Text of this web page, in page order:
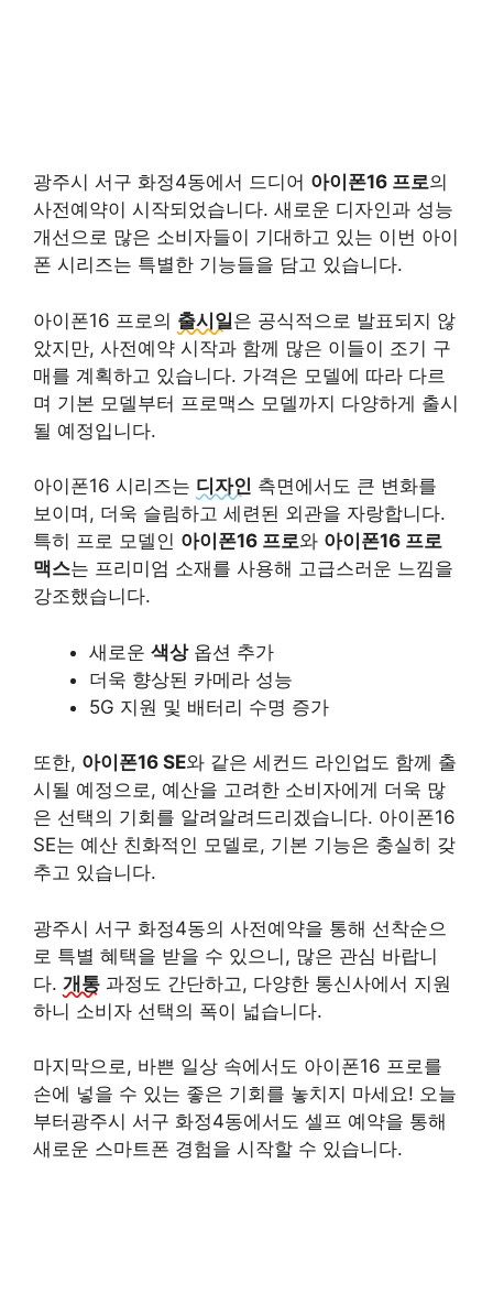
광주시 서구 화정4동에서 드디어 아이폰16 프로의
사전예약이 시작되었습니다. 새로운 디자인과 성능
개선으로 많은 소비자들이 기대하고 있는 이번 아이
폰 시리즈는 특별한 기능들을 담고 있습니다.
아이폰16 프로의 출시일은 공식적으로 발표되지 않
았지만, 사전예약 시작과 함께 많은 이들이 조기 구
매를 계획하고 있습니다. 가격은 모델에 따라 다르
며 기본 모델부터 프로맥스 모델까지 다양하게 출시
될 예정입니다.
아이폰16 시리즈는 디자인 측면에서도 큰 변화를
보이며, 더욱 슬림하고 세련된 외관을 자랑합니다.
특히 프로 모델인 아이폰16 프로와 아이폰16 프로
맥스는 프리미엄 소재를 사용해 고급스러운 느낌을
강조했습니다.
새로운 색상옵션 추가
더욱 향상된 카메라 성능
5G 지원 및 배터리 수명 증가
또한, 아이폰16 SE와 같은 세컨드 라인업도 함께 출
시될 예정으로, 예산을 고려한 소비자에게 더욱 많
은 선택의 기회를 알려알려드리겠습니다. 아이폰16
SE는 예산 친화적인 모델로, 기본 기능은 충실히 갖
추고 있습니다.
광주시 서구 화정4동의 사전예약을 통해 선착순으
로 특별 혜택을 받을 수 있으니, 많은 관심 바랍니
다. 개통 과정도 간단하고, 다양한 통신사에서 지원
하니 소비자 선택의 폭이 넓습니다.
마지막으로, 바쁜 일상 속에서도 아이폰16 프로를
손에 넣을 수 있는 좋은 기회를 놓치지 마세요! 오늘
부터광주시 서구 화정4동에서도 셀프 예약을 통해
새로운 스마트폰 경험을 시작할 수 있습니다.